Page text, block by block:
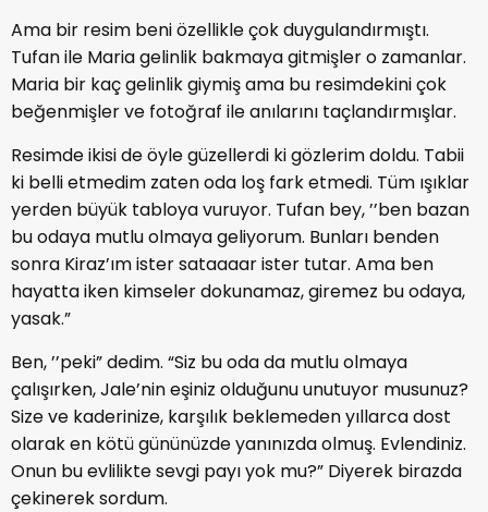
Ama bir resim beni özellikle çok duygulandırmıştı.
Tufan ile Maria gelinlik bakmaya gitmişler o zamanlar.
Maria bir kaç gelinlik giymiş ama bu resimdekini çok
beğenmişler ve fotoğraf ile anılarını taçlandırmışlar.
Resimde ikisi de öyle güzellerdi ki gözlerim doldu. Tabii
ki belli etmedim zaten oda loş fark etmedi. Tüm ışıklar
yerden büyük tabloya vuruyor. Tufan bey, ’’ben bazan
bu odaya mutlu olmaya geliyorum. Bunları benden
sonra Kiraz’ım ister sataaaar ister tutar. Ama ben
hayatta iken kimseler dokunamaz, giremez bu odaya,
yasak.”
Ben, ’’peki” dedim. “Siz bu oda da mutlu olmaya
çalışırken, Jale’nin eşiniz olduğunu unutuyor musunuz?
Size ve kaderinize, karşılık beklemeden yıllarca dost
olarak en kötü gününüzde yanınızda olmuş. Evlendiniz.
Onun bu evlilikte sevgi payı yok mu?” Diyerek birazda
çekinerek sordum.